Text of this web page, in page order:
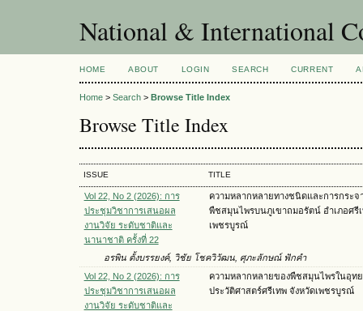
National & International
HOME ABOUT LOGIN SEARCH CURRENT
Home > Search > Browse Title Index
Browse Title Index
ISSUE TITLE
Vol 22, No 2 (2026): การ
ประชุมวิชาการเสนอผล
งานวิจัย ระดับชาติและ
นานาชาติ ครั้งที่ 22
ความหลากหลายทางชนิดและการกระจ
พืชสมุนไพรบนภูเขาถมอรัตน์ อำเภอศรี
เพชรบูรณ์
อรพิน ตั้งบรรยงค์, วิชัย โชควิวัฒน, ศุภะลักษณ์ ฟักคำ
Vol 22, No 2 (2026): การ
ประชุมวิชาการเสนอผล
งานวิจัย ระดับชาติและ
ความหลากหลายของพืชสมุนไพรในอุท
ประวัติศาสตร์ศรีเทพ จังหวัดเพชรบูรณ์